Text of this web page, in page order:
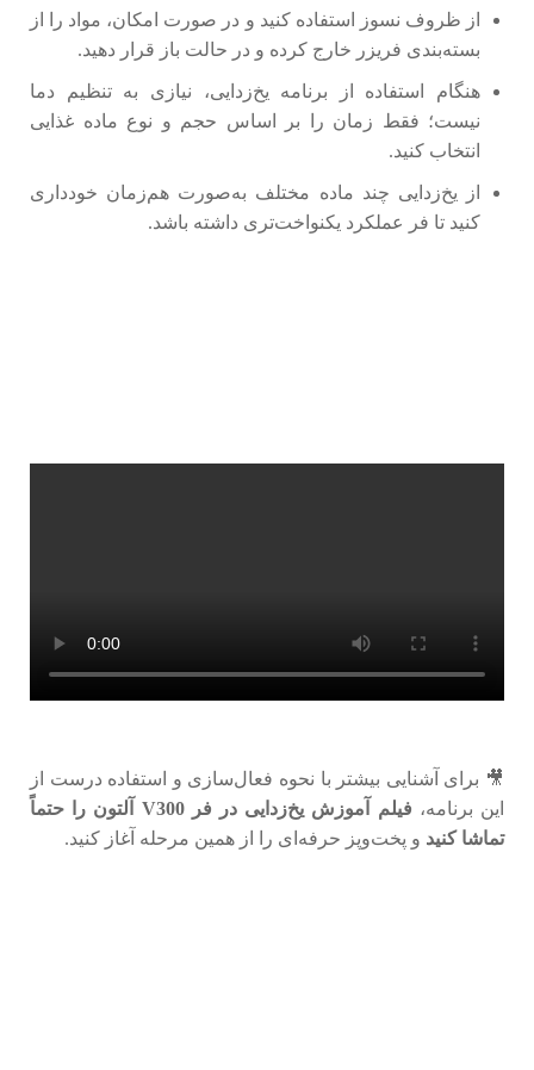
از ظروف نسوز استفاده کنید و در صورت امکان، مواد را از
بسته‌بندی فریزر خارج کرده و در حالت باز قرار دهید.
هنگام استفاده از برنامه یخ‌زدایی، نیازی به تنظیم دما
نیست؛ فقط زمان را بر اساس حجم و نوع ماده غذایی
انتخاب کنید.
از یخ‌زدایی چند ماده مختلف به‌صورت هم‌زمان خودداری
کنید تا فر عملکرد یکنواخت‌تری داشته باشد.
🎥 برای آشنایی بیشتر با نحوه فعال‌سازی و استفاده درست از
این برنامه،
فیلم آموزش یخ‌زدایی در فر V300 آلتون را حتماً
تماشا کنید و پخت‌وپز حرفه‌ای را از همین مرحله آغاز کنید.